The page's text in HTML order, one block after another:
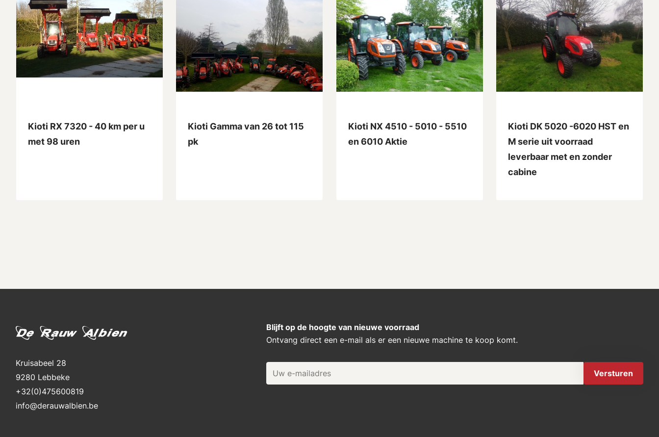
Kioti RX 7320 - 40 km per u
met 98 uren
Kioti Gamma van 26 tot 115
pk
Kioti NX 4510 - 5010 - 5510
en 6010 Aktie
Kioti DK 5020 -6020 HST en
M serie uit voorraad
leverbaar met en zonder
cabine
Kruisabeel 28
9280 Lebbeke
+32(0)475600819
info@derauwalbien.be
Blijft op de hoogte van nieuwe voorraad
Ontvang direct een e-mail als er een nieuwe machine te koop komt.
Versturen